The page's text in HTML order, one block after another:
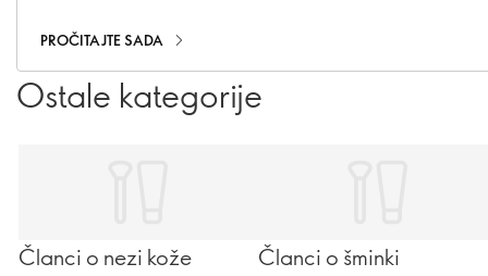
pravi trenutak opuštanja i uživanja.
PROČITAJTE SADA
Ostale kategorije
Članci o nezi kože Članci o šminki